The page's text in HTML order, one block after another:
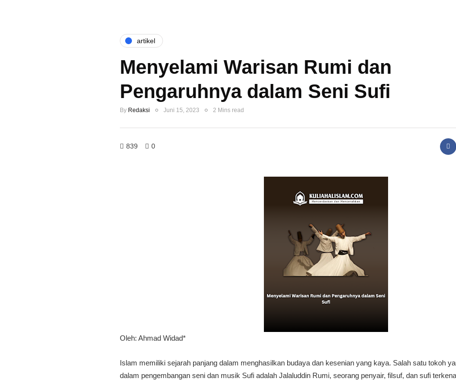
artikel
Menyelami Warisan Rumi dan
Pengaruhnya dalam Seni Sufi
By Redaksi Juni 15, 2023 2 Mins read
839 0
Oleh: Ahmad Widad*
Islam memiliki sejarah panjang dalam menghasilkan budaya dan kesenian yang kaya. Salah satu tokoh
dalam pengembangan seni dan musik Sufi adalah Jalaluddin Rumi, seorang penyair, filsuf, dan sufi